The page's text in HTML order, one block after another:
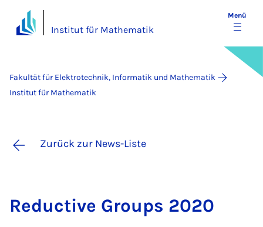
Institut für Mathematik
Menü
Fakultät für Elektrotechnik, Informatik und Mathematik
Institut für Mathematik
Zurück zur News-Liste
Re­duc­ti­ve Groups 2020